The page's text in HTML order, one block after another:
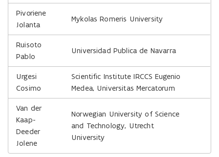
Pivoriene
Jolanta
Mykolas Romeris University
Ruisoto
Pablo
Universidad Publica de Navarra
Urgesi
Cosimo
Scientific Institute IRCCS Eugenio
Medea, Universitas Mercatorum
Van der
Kaap-
Deeder
Jolene
Norwegian University of Science
and Technology, Utrecht
University